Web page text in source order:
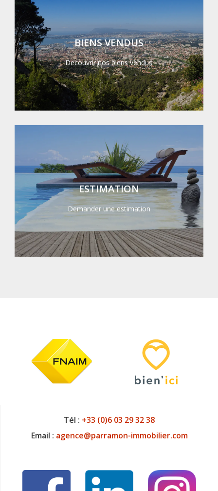
BIENS VENDUS
Decouvrir nos biens vendus
ESTIMATION
Demander une estimation
Tél : +33 (0)6 03 29 32 38
Email : agence@parramon-immobilier.com